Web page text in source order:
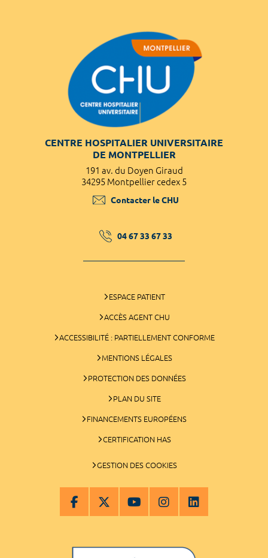
CENTRE HOSPITALIER UNIVERSITAIRE
DE MONTPELLIER
191 av. du Doyen Giraud
34295 Montpellier cedex 5
Contacter le CHU
04 67 33 67 33
ESPACE PATIENT
ACCÈS AGENT CHU
ACCESSIBILITÉ : PARTIELLEMENT CONFORME
MENTIONS LÉGALES
PROTECTION DES DONNÉES
PLAN DU SITE
FINANCEMENTS EUROPÉENS
CERTIFICATION HAS
GESTION DES COOKIES